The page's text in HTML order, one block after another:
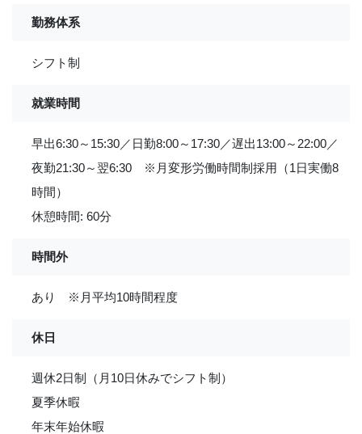
勤務体系
シフト制
就業時間
早出6:30～15:30／日勤8:00～17:30／遅出13:00～22:00／
夜勤21:30～翌6:30 ※月変形労働時間制採用（1日実働8
時間）
休憩時間: 60分
時間外
あり ※月平均10時間程度
休日
週休2日制（月10日休みでシフト制）
夏季休暇
年末年始休暇